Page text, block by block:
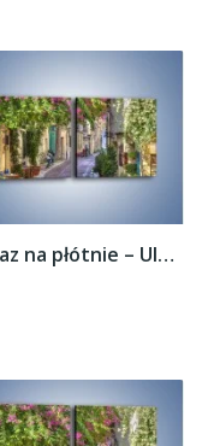
Obraz na płótnie – Uliczka w historycznej...